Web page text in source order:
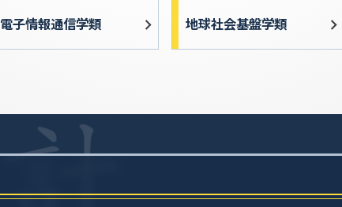
電子情報通信学類 地球社会基盤学類